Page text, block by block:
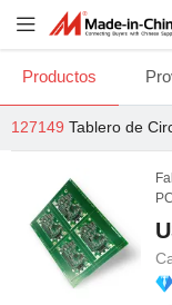
Productos
127149 Tablero de